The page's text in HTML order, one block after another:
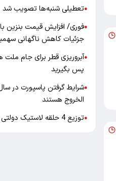
●تعطیلی شنبه‌ها تصویب شد
●فوری/ افزایش قیمت بنزین
جزئیات کاهش ناگهانی
●آبروریزی قطر برای جام ملت
پس بگیرید
●
الخروج هستند
●توزیع 4 حلقه لاستیک دولتی رایگان با کدملی به همه